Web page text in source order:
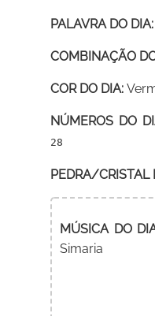
PALAVRA DO DIA:
COMBINAÇÃO
COR DO DIA:
NÚMEROS DO
28
PEDRA/CRISTAL
MÚSICA DO
Simaria